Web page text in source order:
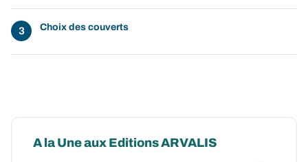
Choix des couverts
A la Une aux Editions ARVALIS